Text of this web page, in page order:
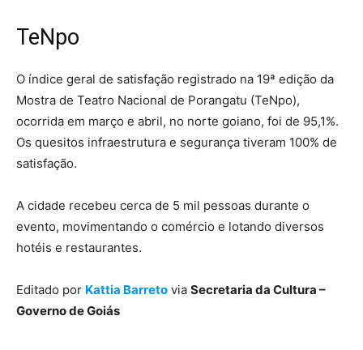
TeNpo
O índice geral de satisfação registrado na 19ª edição da
Mostra de Teatro Nacional de Porangatu (TeNpo),
ocorrida em março e abril, no norte goiano, foi de 95,1%.
Os quesitos infraestrutura e segurança tiveram 100% de
satisfação.
A cidade recebeu cerca de 5 mil pessoas durante o
evento, movimentando o comércio e lotando diversos
hotéis e restaurantes.
Editado por Kattia Barreto via Secretaria da Cultura –
Governo de Goiás